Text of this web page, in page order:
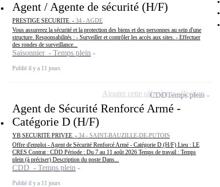
Agent / Agente de sécurité (H/F)
PRESTIGE SECURITE - 34 - AGDE
Vous assurerez la sécurité et la protection des biens et des personnes au sein d'une
structure. Responsabilités : - Surveiller et contrôler les accès aux sites. - Effectuer
des rondes de surveillance...
Saisonnier - Temps plein
Publié il y a 11 jours
Agent de Sécurité Renforcé Armé -
Catégorie D (H/F)
YB SECURITE PRIVEE - 34 - SAINT-BAUZILLE-DE-PUTOIS
Offre d'emploi - Agent de Sécurité Renforcé Armé - Catégorie D (H/F) Lieu : LE
CRES Contrat : CDD Période : Du 7 au 11 août 2026 Temps de travail : Temps
plein (à préciser) Description du poste Dans...
CDD - Temps plein
Publié il y a 11 jours
CDDTemps plein
Ajouter cette offre à ma sélection